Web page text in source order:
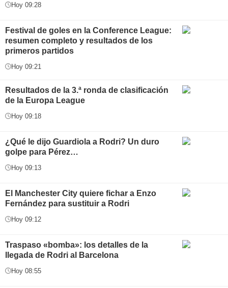
Hoy 09:28
Festival de goles en la Conference League:
resumen completo y resultados de los
primeros partidos
Hoy 09:21
Resultados de la 3.ª ronda de clasificación
de la Europa League
Hoy 09:18
¿Qué le dijo Guardiola a Rodri? Un duro
golpe para Pérez…
Hoy 09:13
El Manchester City quiere fichar a Enzo
Fernández para sustituir a Rodri
Hoy 09:12
Traspaso «bomba»: los detalles de la
llegada de Rodri al Barcelona
Hoy 08:55